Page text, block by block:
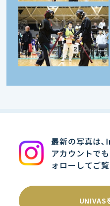
最新の写真は
アカウントで
ォローしてご
UNIVAS